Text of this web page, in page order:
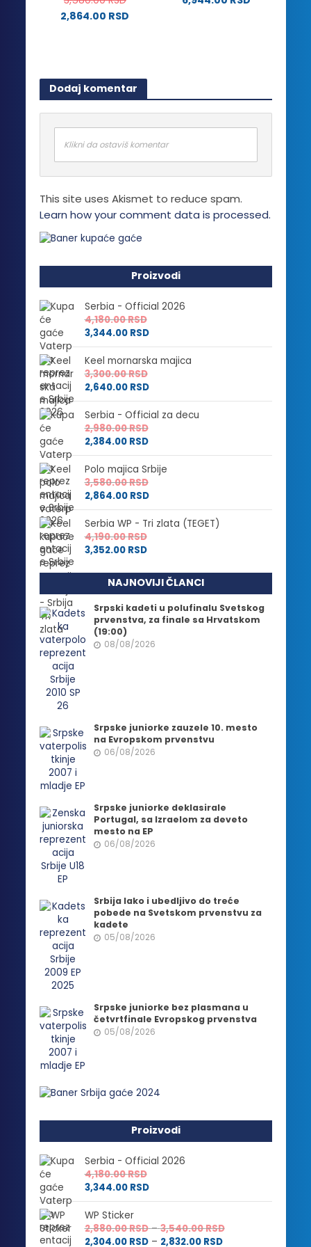
izabrane
2,864.00 RSD
više
varijanti.
Opcije
mogu
biti
izabrane
na
proizvoda.
Dodaj komentar
Klikni da ostaviš komentar
This site uses Akismet to reduce spam.
Learn how your comment data is processed.
Proizvodi
Serbia - Official 2026
4,180.00RSD
3,344.00 RSD
Keel mornarska majica
3,300.00RSD
2,640.00 RSD
Serbia - Official za decu
2,980.00RSD
2,384.00 RSD
Polo majica Srbije
3,580.00RSD
2,864.00 RSD
Serbia WP - Tri zlata (TEGET)
4,190.00RSD
3,352.00 RSD
NAJNOVIJI ČLANCI
Srpski kadeti u polufinalu Svetskog
prvenstva, za finale sa Hrvatskom
(19:00)
08/08/2026
Srpske juniorke zauzele 10. mesto
na Evropskom prvenstvu
06/08/2026
Srpske juniorke deklasirale
Portugal, sa Izraelom za deveto
mesto na EP
06/08/2026
Srbija lako i ubedljivo do treće
pobede na Svetskom prvenstvu za
kadete
05/08/2026
Srpske juniorke bez plasmana u
četvrtfinale Evropskog prvenstva
05/08/2026
Proizvodi
Serbia - Official 2026
4,180.00RSD
3,344.00 RSD
WP Sticker
2,880.00RSD – 3,540.00RSDRaspon
2,304.00 RSD – 2,832.00 RSDRaspon